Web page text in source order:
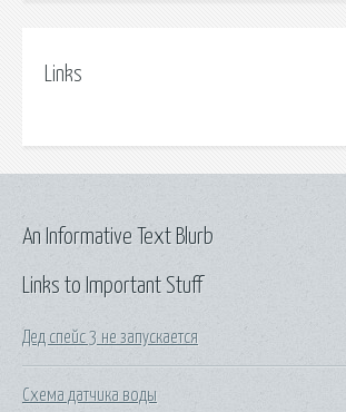
Links
Links to Important Stuff
Дед спейс 3 не запускается
Схема датчика воды
An Informative Text Blurb